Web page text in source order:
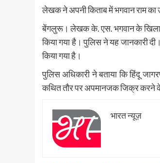
लेखक ने अपनी किताब में भगवान राम का
बेंगलुरू। लेखक के. एस. भगवान के खिलाफ
किया गया है। पुलिस ने यह जानकारी
किया गया है।
पुलिस अधिकारी ने बताया कि हिंदू
कथित तौर पर अपमानजक जिक्र करने
भारत न्यूज़